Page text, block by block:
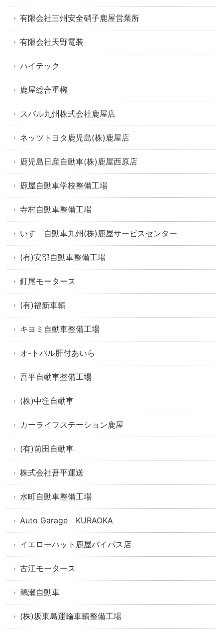
有限会社三州安全硝子鹿屋営業所
有限会社天野電装
ハイテック
鹿屋総合重機
スバル九州株式会社鹿屋店
ネッツトヨタ鹿児島(株)鹿屋店
鹿児島日産自動車(株)鹿屋西原店
鹿屋自動車学校整備工場
寺村自動車整備工場
いすゞ自動車九州(株)鹿屋サービスセンター
(有)安部自動車整備工場
釘尾モータース
(有)福新車輌
キヨミ自動車整備工場
オ-トパル肝付あいら
吾平自動車整備工場
(株)中窪自動車
カーライフステーション鹿屋
(有)前田自動車
株式会社吾平運送
水町自動車整備工場
Auto Garage KURAOKA
イエローハット鹿屋バイパス店
古江モータース
鵜瀬自動車
(株)坂東島運輸車輌整備工場